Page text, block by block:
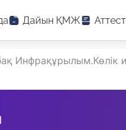
Дайын ҚМЖ